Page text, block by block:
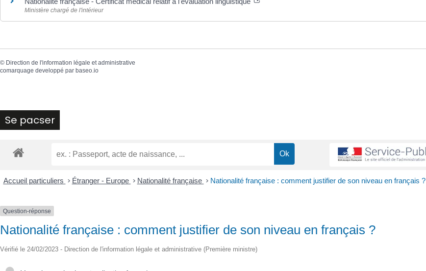
Ministère chargé de l'intérieur
© Direction de l'information légale et administrative
comarquage developpé par baseo.io
Se pacser
Accueil particuliers > Étranger - Europe > Nationalité française > Nationalité française : comment justifier de son niveau en français ?
Question-réponse
Nationalité française : comment justifier de son niveau en français ?
Vérifié le 24/02/2023 - Direction de l'information légale et administrative (Première ministre)